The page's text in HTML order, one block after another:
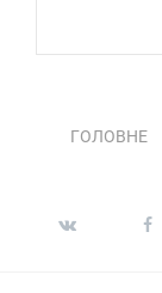
ГОЛОВНЕ